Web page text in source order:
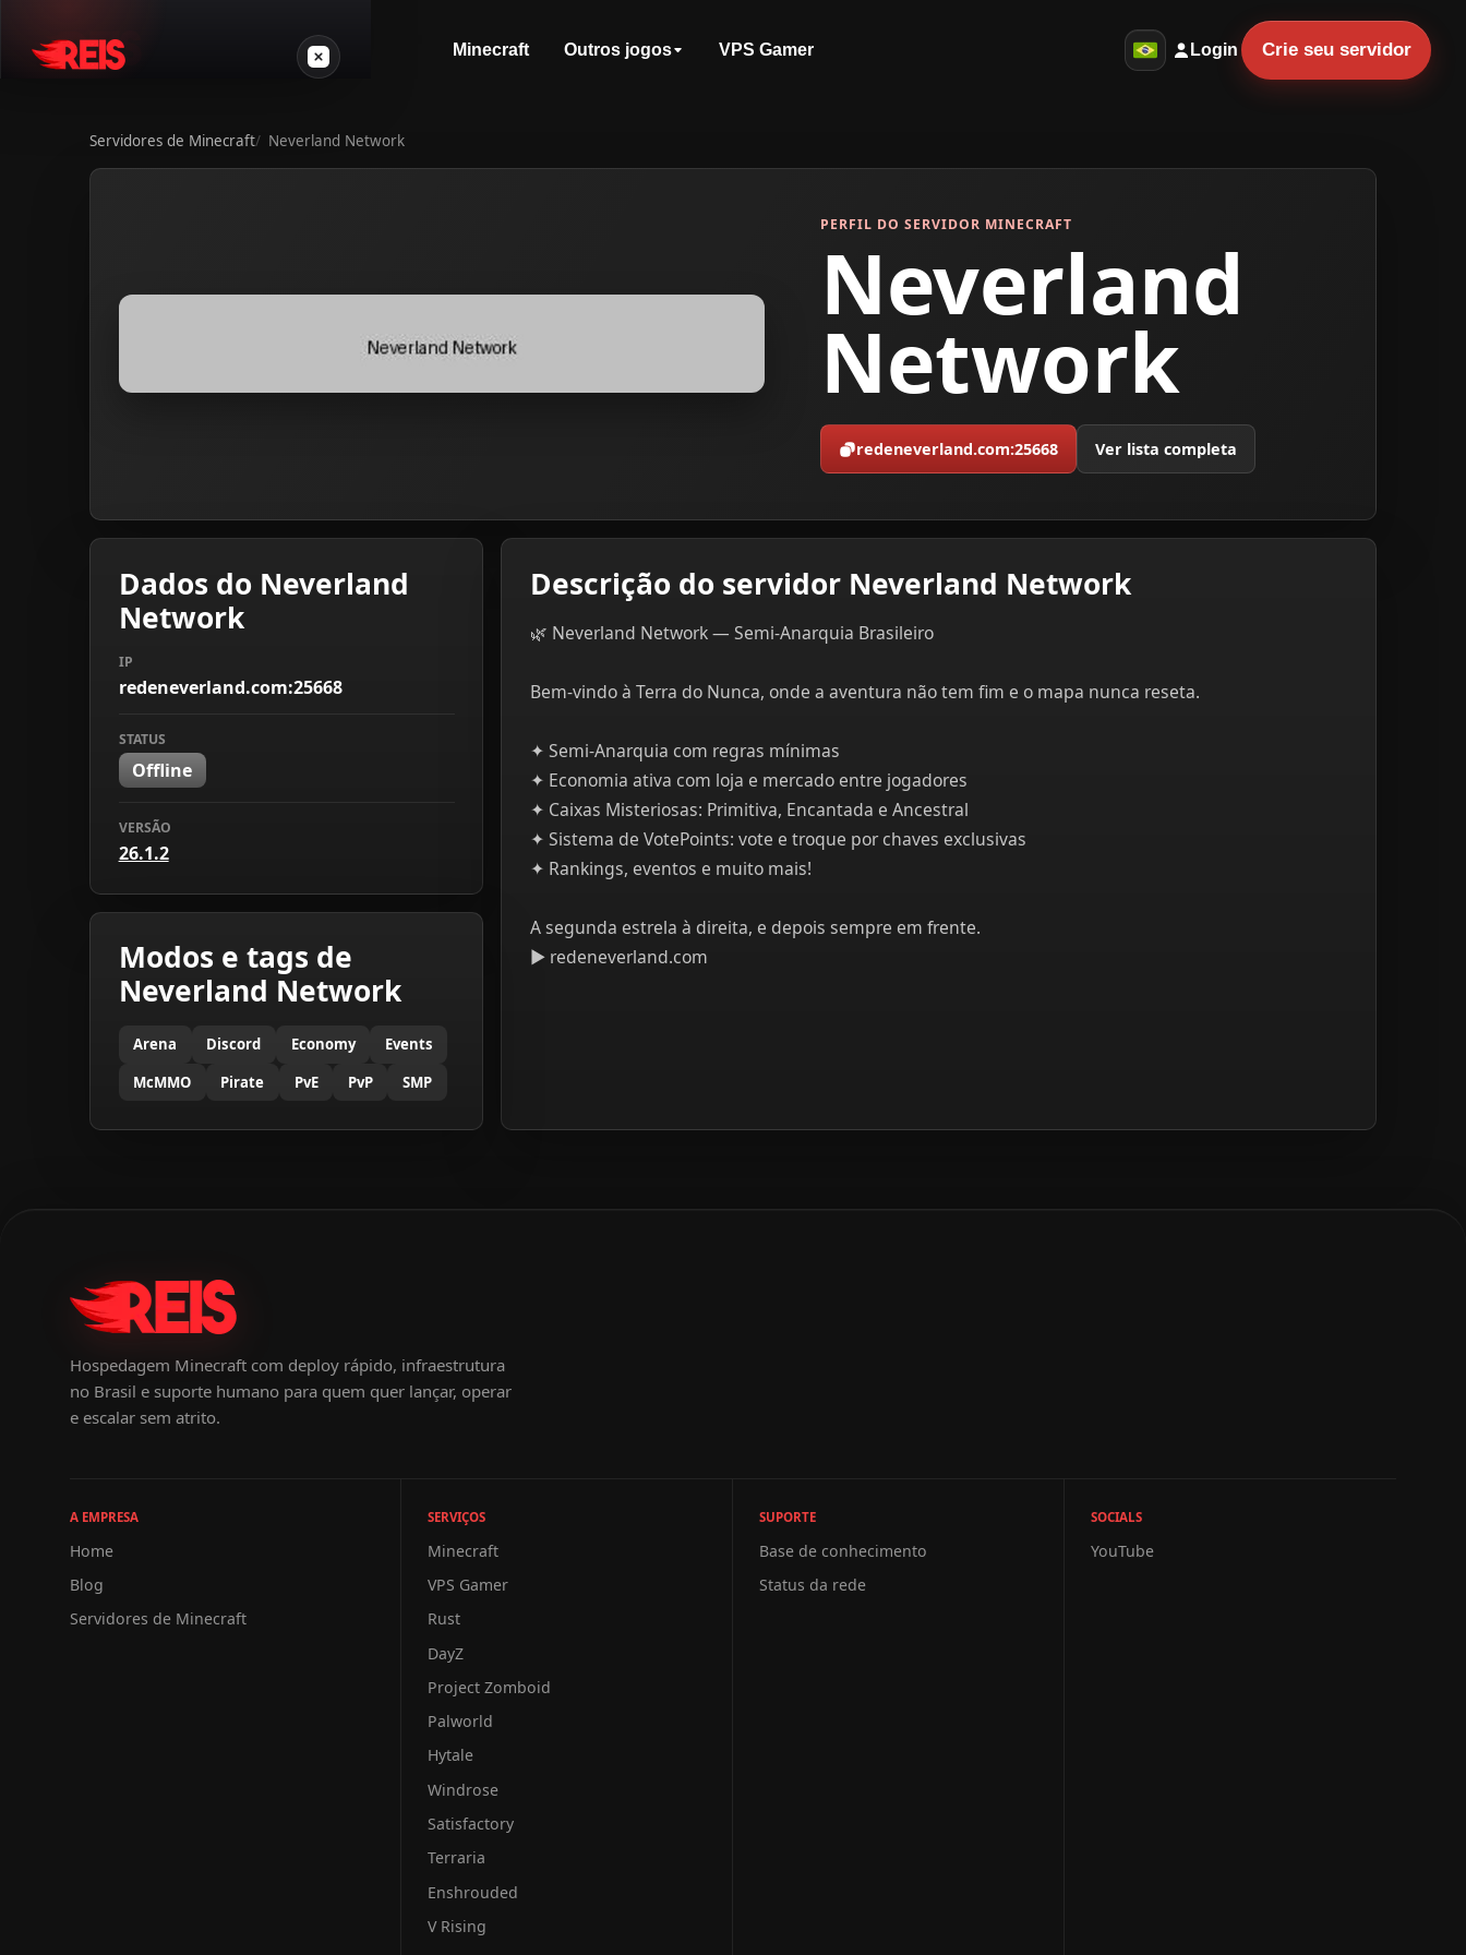
Minecraft Outros jogos VPS Gamer Login Crie seu servidor
Minecraft
Servidores de Minecraft Neverland Network
PERFIL DO SERVIDOR MINECRAFT
Neverland
Network
redeneverland.com:25668 Ver lista completa
Dados do Neverland
Network
IP
redeneverland.com:25668
STATUS
Offline
VERSÃO
26.1.2
Descrição do servidor Neverland Network
🌿 Neverland Network — Semi-Anarquia Brasileiro
Bem-vindo à Terra do Nunca, onde a aventura não tem fim e o mapa nunca reseta.
✦ Semi-Anarquia com regras mínimas
✦ Economia ativa com loja e mercado entre jogadores
✦ Caixas Misteriosas: Primitiva, Encantada e Ancestral
✦ Sistema de VotePoints: vote e troque por chaves exclusivas
✦ Rankings, eventos e muito mais!
A segunda estrela à direita, e depois sempre em frente.
▶ redeneverland.com
Modos e tags de
Neverland Network
Arena Discord Economy
Events
McMMO
Pirate PvE PvP SMP
Hospedagem Minecraft com deploy rápido, infraestrutura
no Brasil e suporte humano para quem quer lançar, operar
e escalar sem atrito.
A EMPRESA
Home
Blog
Servidores de Minecraft
SERVIÇOS
Minecraft
VPS Gamer
Rust
DayZ
Project Zomboid
Palworld
Hytale
Windrose
Satisfactory
Terraria
Enshrouded
V Rising
SUPORTE
Base de conhecimento
Status da rede
SOCIALS
YouTube